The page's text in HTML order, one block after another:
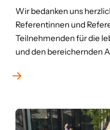
Wir bedanken uns
Referentinnen und
Teilnehmenden für die
und den bereichernden